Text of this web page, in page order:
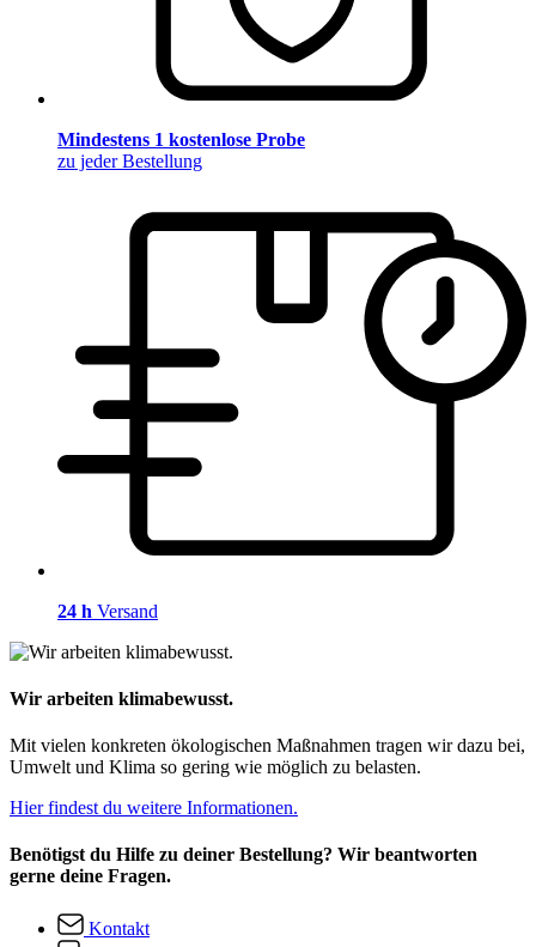
Mindestens 1 kostenlose Probe
zu jeder Bestellung
24 h Versand
Wir arbeiten klimabewusst.
Mit vielen konkreten ökologischen Maßnahmen tragen wir dazu bei,
Umwelt und Klima so gering wie möglich zu belasten.
Hier findest du weitere Informationen.
Benötigst du Hilfe zu deiner Bestellung? Wir beantworten
gerne deine Fragen.
Kontakt